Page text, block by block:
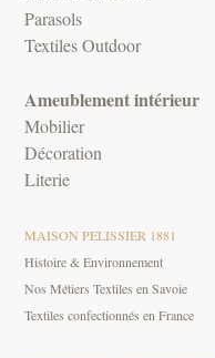
Parasols
Textiles Outdoor
Ameublement intérieur
Mobilier
Décoration
Literie
MAISON PELISSIER 1881
Histoire & Environnement
Nos Métiers Textiles en Savoie
Textiles confectionnés en France